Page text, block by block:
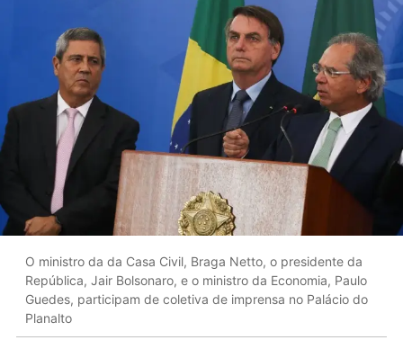
O ministro da da Casa Civil, Braga Netto, o presidente da
República, Jair Bolsonaro, e o ministro da Economia, Paulo
Guedes, participam de coletiva de imprensa no Palácio do
Planalto